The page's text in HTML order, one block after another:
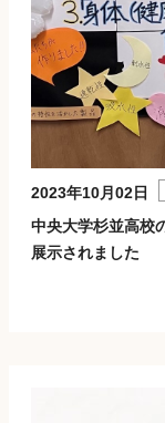
2023年10月02日
中央大学杉並高校
展示されました